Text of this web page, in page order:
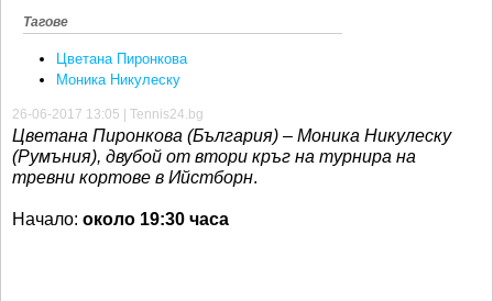
Тагове
Цветана Пиронкова
Моника Никулеску
26-06-2017 13:05 | Tennis24.bg
Цветана Пиронкова (България) – Моника Никулеску
(Румъния), двубой от втори кръг на турнира на
тревни кортове в Ийстборн.
Начало: около 19:30 часа